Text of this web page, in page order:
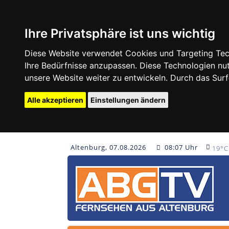
Ihre Privatsphäre ist uns wichtig
Diese Website verwendet Cookies und Targeting
Ihre Bedürfnisse anzupassen. Diese Technologien
unsere Website weiter zu entwickeln. Durch das
Alle akzeptieren Einstellungen ändern
Altenburg, 07.08.2026 08:07 Uhr 19°C